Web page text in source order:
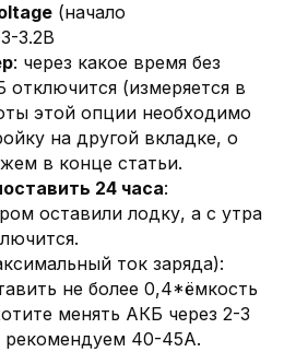
(начало
3.2В
: через какое время без
отключится (измеряется в
этой опции необходимо
на другой вкладке, о
в конце статьи.
24 часа:
оставили лодку, а с утра
ток заряда):
не более 0,4*ёмкость
менять АКБ через 2-3
рекомендуем 40-45А.